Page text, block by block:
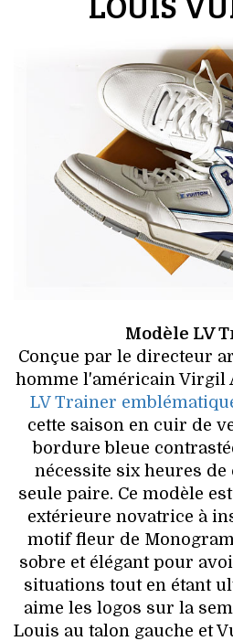
Modèle LV
Conçue par le directeur
homme l'américain Virgil
LV Trainer
cette saison en cuir de
bordure bleue
nécessite six heures
seule paire. Ce modèle
extérieure novatrice à
motif fleur de
sobre et élégant pour
situations tout en étant
aime les logos sur la
Louis au talon gauche et